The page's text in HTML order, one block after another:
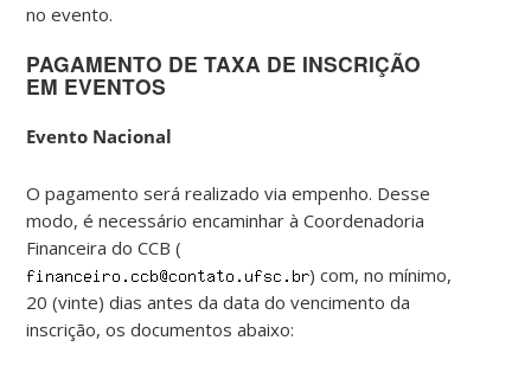
no evento.
PAGAMENTO DE TAXA DE INSCRIÇÃO
EM EVENTOS
Evento Nacional
O pagamento será realizado via empenho. Desse
modo, é necessário encaminhar à Coordenadoria
Financeira do CCB (
) com, no mínimo,
20 (vinte) dias antes da data do vencimento da
inscrição, os documentos abaixo: